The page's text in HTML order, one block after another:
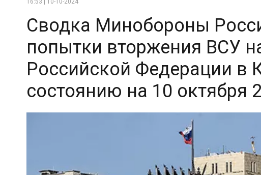
16:53 | 10-10-2024
Сводка Минобороны
попытки вторжения ВСУ
Российской Федерации в
состоянию на 10 октября